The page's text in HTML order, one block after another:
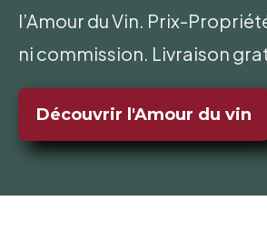
l’Amour du Vin. Prix-
ni commission. Livraison
Découvrir l'Amour du vin